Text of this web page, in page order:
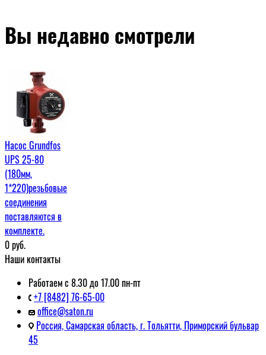
Вы недавно смотрели
Насос Grundfos
UPS 25-80
(180мм,
1*220)резьбовые
соединения
поставляются в
комплекте.
0руб.
Наши контакты
Работаем с 8.30 до 17.00 пн-пт
+7 [8482] 76-65-00
office@saton.ru
Россия, Самарская область, г. Тольятти, Приморский бульвар
45